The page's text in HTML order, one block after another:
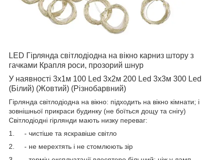
LED Гірлянда світлодіодна на вікно карниз штору з
гачками Крапля роси, прозорий шнур
У наявності 3х1м 100 Led 3х2м 200 Led 3х3м 300 Led
(Білий) (Жовтий) (Різнобарвний)
Гірлянда світлодіодна на вікно: підходить на вікно кімнати; і
зовнішньої прикраси будинку (не боїться дощу та снігу)
Світлодіодні гірлянди мають низку переваг:
1. - чистіше та яскравіше світло
2. - не мерехтять і не стомлюють зір